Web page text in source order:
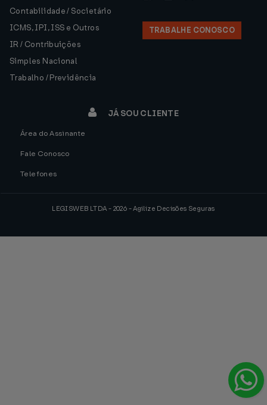
Contabilidade / Societário
ICMS, IPI, ISS e Outros
IR / Contribuições
Simples Nacional
Trabalho / Previdência
TRABALHE CONOSCO
JÁ SOU CLIENTE
Área do Assinante
Fale Conosco
Telefones
LEGISWEB LTDA - 2026 - Agilize Decisões Seguras